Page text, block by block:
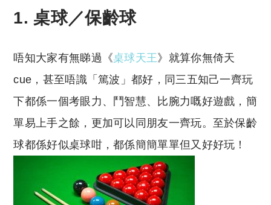
1. 桌球／保齡球
唔知大家有無睇過《桌球天王》就算你無倚天
cue，甚至唔識「篤波」都好，同三五知己一齊玩
下都係一個考眼力、鬥智慧、比腕力嘅好遊戲，簡
單易上手之餘，更加可以同朋友一齊玩。至於保齡
球都係好似桌球咁，都係簡簡單單但又好好玩！